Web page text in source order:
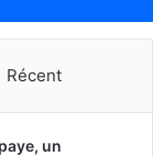
Récent
un